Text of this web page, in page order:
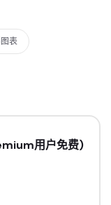
表
用户免费)